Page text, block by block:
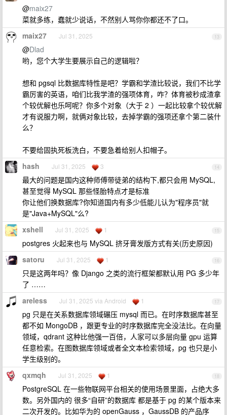
@maix27
菜就多练，蠢就少说话，不然别人骂你你都还不了口。
13
maix27 Jul 31, 2025
@Dlad
哟，您个大学生要展示自己的逻辑啦？
想和 pgsql 比数据库特性是吧？学霸和学渣比较说，我们不比学
霸厉害的英语，咱们比我学渣的强项体育，咋？体育被秒成渣拿
个较优解也乐呵呢？你多个对象（大于 2 ）一起比较拿个较优解
才有说服力啊，就俩对象比较，去掉学霸的强项还拿个第二装什
么？
不要给固执死板洗白，不要急着给别人扣帽子。
14
hash Jul 31, 2025 3
最大的问题是国内这种师傅带徒弟的结构下,都只会用 MySQL,
甚至觉得 MySQL 那些怪胎特点才是标准
你让他们换数据库?你知道国内有多少低能儿认为"程序员"就
是"Java+MySQL"么?
15
xshell Jul 31, 2025 1
postgres 火起来也与 MySQL 挤牙膏发版方式有关(历史原因)
16
satoru Jul 31, 2025 1
只是这两年吗？像 Django 之类的流行框架都默认用 PG 多少年
了 ……
17
areless Jul 31, 2025 via Android 1
pg 只是在关系数据库领域碾压 mysql 而已。在时序数据库甚至
都不如 MongoDB ，跟更专业的时序数据库完全没法比。在向量
领域，qdrant 这种比他强一百倍，人家可以多层向量 gpu 运算
任意检索。在图数据库领域或者全文本检索领域，pg 也只是小
学生级别的。
18
qxmqh Jul 31, 2025 1
PostgreSQL 在一些物联网平台相关的使用场景里面，占绝大多
数。另外国内的 很多“自研”的数据库 都是基于 pg 的某个版本来
二次开发的。比如华为的 openGauss ，GaussDB 的产品序